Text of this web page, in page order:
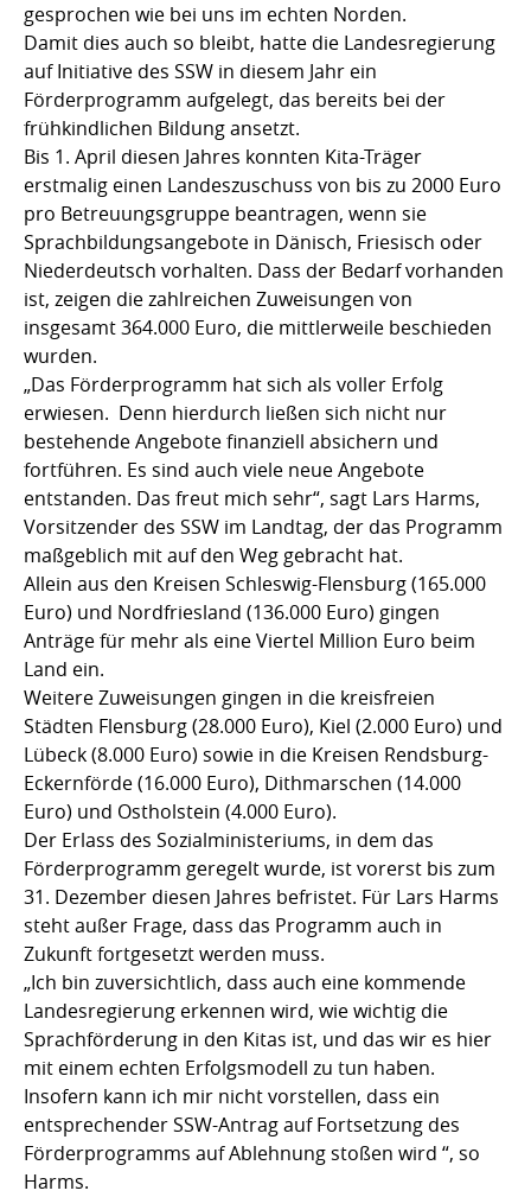
gesprochen wie bei uns im echten Norden.
Damit dies auch so bleibt, hatte die Landesregierung
auf Initiative des SSW in diesem Jahr ein
Förderprogramm aufgelegt, das bereits bei der
frühkindlichen Bildung ansetzt.
Bis 1. April diesen Jahres konnten Kita-Träger
erstmalig einen Landeszuschuss von bis zu 2000 Euro
pro Betreuungsgruppe beantragen, wenn sie
Sprachbildungsangebote in Dänisch, Friesisch oder
Niederdeutsch vorhalten. Dass der Bedarf vorhanden
ist, zeigen die zahlreichen Zuweisungen von
insgesamt 364.000 Euro, die mittlerweile beschieden
wurden.
„Das Förderprogramm hat sich als voller Erfolg
erwiesen. Denn hierdurch ließen sich nicht nur
bestehende Angebote finanziell absichern und
fortführen. Es sind auch viele neue Angebote
entstanden. Das freut mich sehr“, sagt Lars Harms,
Vorsitzender des SSW im Landtag, der das Programm
maßgeblich mit auf den Weg gebracht hat.
Allein aus den Kreisen Schleswig-Flensburg (165.000
Euro) und Nordfriesland (136.000 Euro) gingen
Anträge für mehr als eine Viertel Million Euro beim
Land ein.
Weitere Zuweisungen gingen in die kreisfreien
Städten Flensburg (28.000 Euro), Kiel (2.000 Euro) und
Lübeck (8.000 Euro) sowie in die Kreisen Rendsburg-
Eckernförde (16.000 Euro), Dithmarschen (14.000
Euro) und Ostholstein (4.000 Euro).
Der Erlass des Sozialministeriums, in dem das
Förderprogramm geregelt wurde, ist vorerst bis zum
31. Dezember diesen Jahres befristet. Für Lars Harms
steht außer Frage, dass das Programm auch in
Zukunft fortgesetzt werden muss.
„Ich bin zuversichtlich, dass auch eine kommende
Landesregierung erkennen wird, wie wichtig die
Sprachförderung in den Kitas ist, und das wir es hier
mit einem echten Erfolgsmodell zu tun haben.
Insofern kann ich mir nicht vorstellen, dass ein
entsprechender SSW-Antrag auf Fortsetzung des
Förderprogramms auf Ablehnung stoßen wird “, so
Harms.